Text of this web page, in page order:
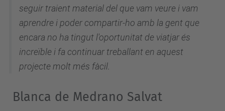
seguir traient material del que vam veure i vam
aprendre i poder compartir-ho amb la gent que
encara no ha tingut l'oportunitat de viatjar és
increïble i fa continuar treballant en aquest
projecte molt més fàcil.
Blanca de Medrano Salvat